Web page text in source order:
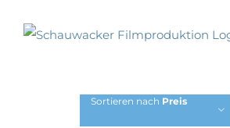
Inhalt
Sortieren nach Preis